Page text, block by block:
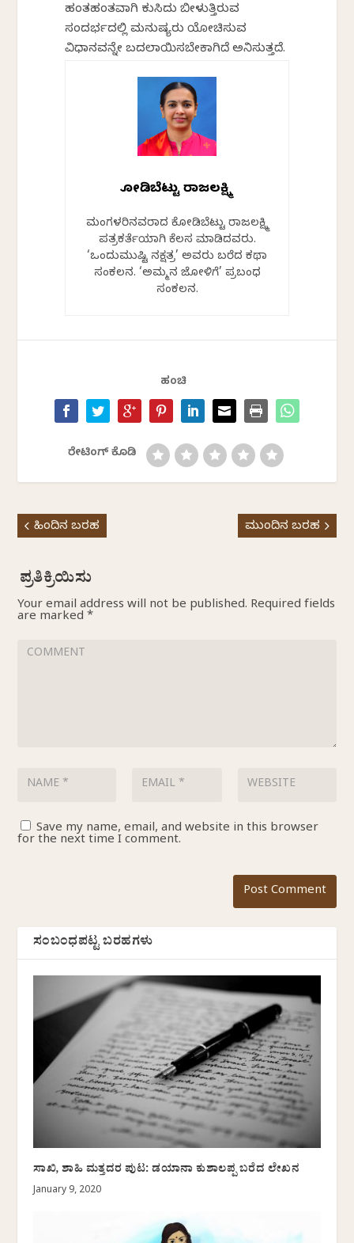
ಹಂತಹಂತವಾಗಿ ಕುಸಿದು ಬೀಳುತ್ತಿರುವ
ಸಂದರ್ಭದಲ್ಲಿ ಮನುಷ್ಯರು ಯೋಚಿಸುವ
ವಿಧಾನವನ್ನೇ ಬದಲಾಯಿಸಬೇಕಾಗಿದೆ ಅನಿಸುತ್ತದೆ.
ಕೋಡಿಬೆಟ್ಟು ರಾಜಲಕ್ಷ್ಮಿ
ಮಂಗಳೂರಿನವರಾದ ಕೋಡಿಬೆಟ್ಟು ರಾಜಲಕ್ಷ್ಮಿ
ಪತ್ರಕರ್ತೆಯಾಗಿ ಕೆಲಸ ಮಾಡಿದವರು.
‘ಒಂದುಮುಷ್ಟಿ ನಕ್ಷತ್ರ’ ಅವರು ಬರೆದ ಕಥಾ
ಸಂಕಲನ. ‘ಅಮ್ಮನ ಜೋಳಿಗೆ’ ಪ್ರಬಂಧ
ಸಂಕಲನ.
ಹಂಚಿ
ರೇಟಿಂಗ್ ಕೊಡಿ
ಹಿಂದಿನ ಬರಹ ಮುಂದಿನ ಬರಹ
Your email address will not be published. Required fields
are marked*
Save my name, email, and website in this browser
for the next time I comment.
ಸಂಬಂಧಪಟ್ಟ ಬರಹಗಳು
ಸಾಖಿ, ಶಾಹಿ ಮತ್ತದರ ಪುಟ: ಡಯಾನಾ ಕುಶಾಲಪ್ಪ ಬರೆದ ಲೇಖನ
January 9, 2020